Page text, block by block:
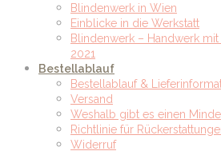
Blindenwerk in Wien
Einblicke in die Werkstatt
Blindenwerk – Handwerk
2021
Bestellablauf
Bestellablauf &
Versand
Weshalb gibt es einen
Richtlinie für
Widerruf